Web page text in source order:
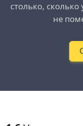
столько,
не